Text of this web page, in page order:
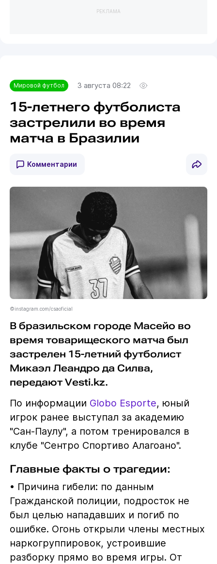
РЕКЛАМА
Мировой футбол 3 августа 08:22
15-летнего футболиста
застрелили во время
матча в Бразилии
Комментарии
©instagram.com/csaoficial
В бразильском городе Масейо во
время товарищеского матча был
застрелен 15-летний футболист
Микаэл Леандро да Силва,
передают Vesti.kz.
По информации Globo Esporte, юный
игрок ранее выступал за академию
"Сан-Паулу", а потом тренировался в
клубе "Сентро Спортиво Алагоано".
Главные факты о трагедии:
• Причина гибели: по данным
Гражданской полиции, подросток не
был целью нападавших и погиб по
ошибке. Огонь открыли члены местных
наркогруппировок, устроившие
разборку прямо во время игры. От